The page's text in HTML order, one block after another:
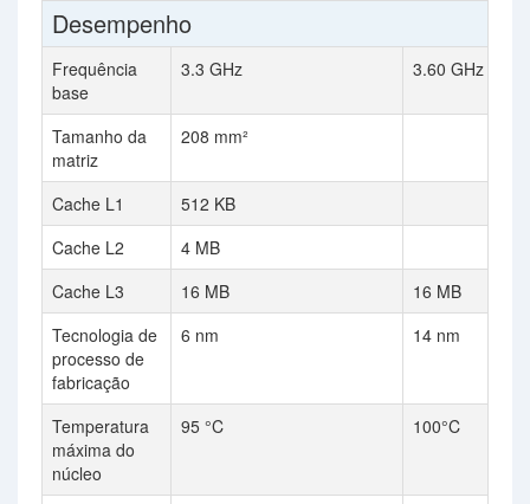
Desempenho
Frequência
base
3.3 GHz 3.60 GHz
Tamanho da
matriz
208 mm²
Cache L1
512 KB
Cache L2
4 MB
Cache L3
16 MB
16 MB
Tecnologia de
processo de
fabricação
6 nm 14 nm
Temperatura
máxima do
núcleo
95 °C 100°C